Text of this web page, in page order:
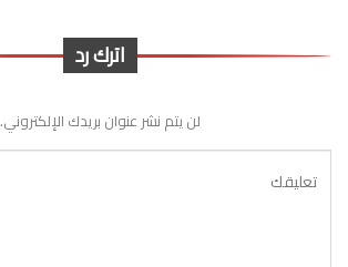
اترك رد
لن يتم نشر عنوان بريدك الإلكتروني.